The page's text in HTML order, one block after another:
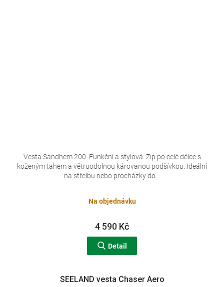
Na objednávku
4 590 Kč
Detail
Vesta Sandhem 200: Funkční a stylová. Zip po celé délce s
koženým tahem a větruodolnou károvanou podšívkou. Ideální
na střelbu nebo procházky do...
SEELAND vesta Chaser Aero